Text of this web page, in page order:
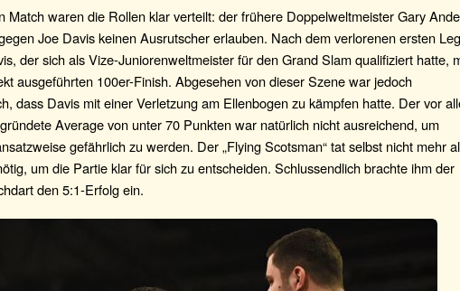
Match waren die Rollen klar verteilt: der frühere Doppelweltmeister Gary
Joe Davis keinen Ausrutscher erlauben. Nach dem verlorenen ersten Leg
der sich als Vize-Juniorenweltmeister für den Grand Slam qualifiziert hatte,
ausgeführten 100er-Finish. Abgesehen von dieser Szene war jedoch
dass Davis mit einer Verletzung am Ellenbogen zu kämpfen hatte. Der vor
Average von unter 70 Punkten war natürlich nicht ausreichend, um
gefährlich zu werden. Der „Flying Scotsman“ tat selbst nicht mehr
um die Partie klar für sich zu entscheiden. Schlussendlich brachte ihm der
den 5:1-Erfolg ein.